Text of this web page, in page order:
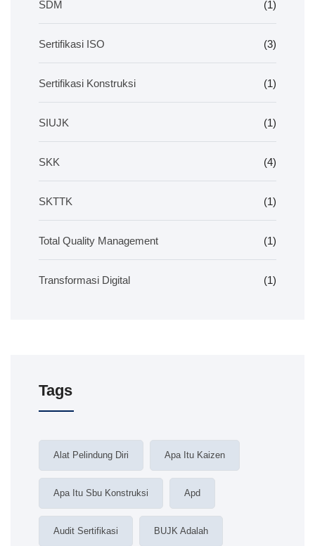
SDM (1)
Sertifikasi ISO (3)
Sertifikasi Konstruksi (1)
SIUJK (1)
SKK (4)
SKTTK (1)
Total Quality Management (1)
Transformasi Digital (1)
Tags
Alat Pelindung Diri Apa Itu Kaizen
Apa Itu Sbu Konstruksi Apd
Audit Sertifikasi BUJK Adalah